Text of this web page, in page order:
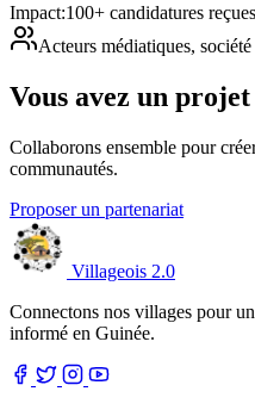
Impact:100+ candidatures reçues
Acteurs médiatiques,
Vous avez un projet
Collaborons ensemble pour
communautés.
Proposer un partenariat
Villageois 2.0
Connectons nos villages pour
informé en Guinée.